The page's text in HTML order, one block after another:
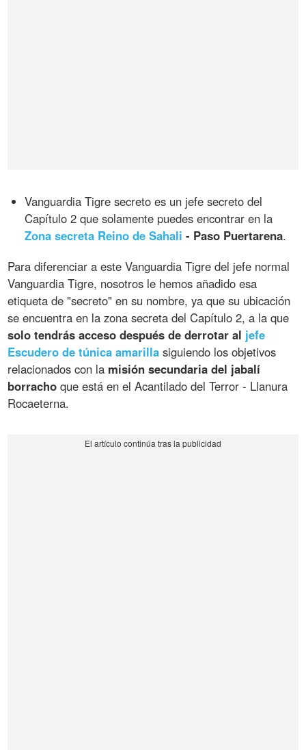
Vanguardia Tigre secreto es un jefe secreto del
Capítulo 2 que solamente puedes encontrar en la
Zona secreta Reino de Sahali - Paso Puertarena.
Para diferenciar a este Vanguardia Tigre del jefe normal
Vanguardia Tigre, nosotros le hemos añadido esa
etiqueta de "secreto" en su nombre, ya que su ubicación
se encuentra en la zona secreta del Capítulo 2, a la que
solo tendrás acceso después de derrotar al jefe
Escudero de túnica amarilla siguiendo los objetivos
relacionados con la misión secundaria del jabalí
borracho que está en el Acantilado del Terror - Llanura
Rocaeterna.